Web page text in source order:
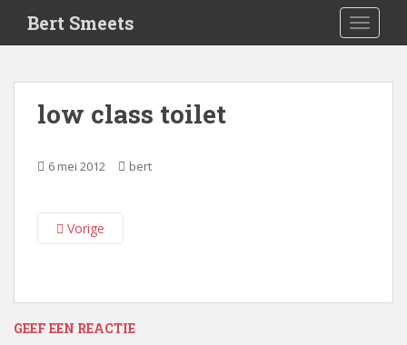
i
Bert Smeets
low class toilet
6 mei 2012 bert
Vorige
GEEF EEN REACTIE